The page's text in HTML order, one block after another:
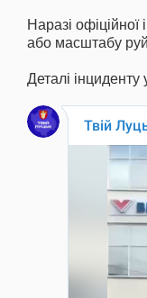
Наразі
або масштабу
Деталі